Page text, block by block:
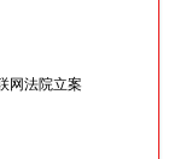
网法院立案